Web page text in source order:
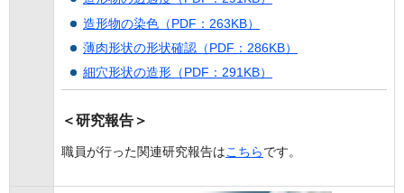
造形物の染色（PDF：263KB）
薄肉形状の形状確認（PDF：286KB）
細穴形状の造形（PDF：291KB）
＜研究報告＞
職員が行った関連研究報告はこちらです。